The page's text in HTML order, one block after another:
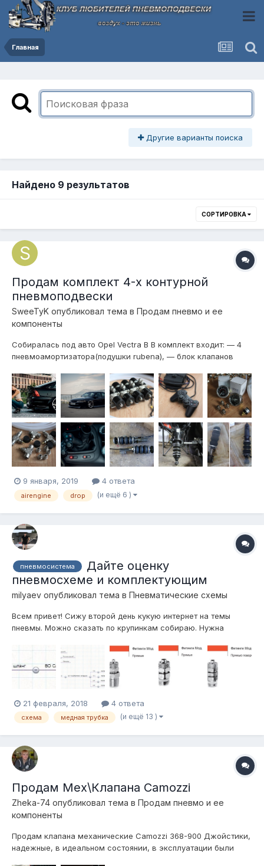
Главная
Другие варианты поиска
Найдено 9 результатов
СОРТИРОВКА
Продам комплект 4-х контурной
пневмоподвески
SweeTyK опубликовал тема в Продам пневмо и ее
компоненты
Собиралась под авто Opel Vectra B В комплект входит: — 4
пневмоамортизатора(подушки rubena), — блок клапанов
1/2", — 4-х контурное управление с джойстика от Sony PS2,
— пневмосигнал, — 2 двухстрелочных манометра от Viair —...
9 января, 2019 4 ответа
airengine drop (и ещё 6 )
пневмосистема
Дайте оценку
пневмосхеме и комплектующим
milyaev опубликовал тема в Пневматические схемы
Всем привет! Сижу второй день кукую интернет на темы
пневмы. Можно сказать по крупинкам собираю. Нужна
качественная, шоб не надо было каждую неделю в ней
копаться, стабильноработающая. Вот вроде собрал более
менее, сделал вы...
21 февраля, 2018 4 ответа
схема медная трубка (и ещё 13 )
Продам Мех\Клапана Camozzi
Zheka-74 опубликовал тема в Продам пневмо и ее
компоненты
Продам клапана механические Camozzi 368-900 Джойстики,
надежные, в идеальном состоянии, в эксплуатации были